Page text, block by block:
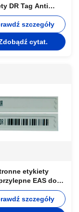
DR Tag Anti
Low density
0.08mszczegóły
cytat.
etykiety
EAS do
ISO9001
szczegóły